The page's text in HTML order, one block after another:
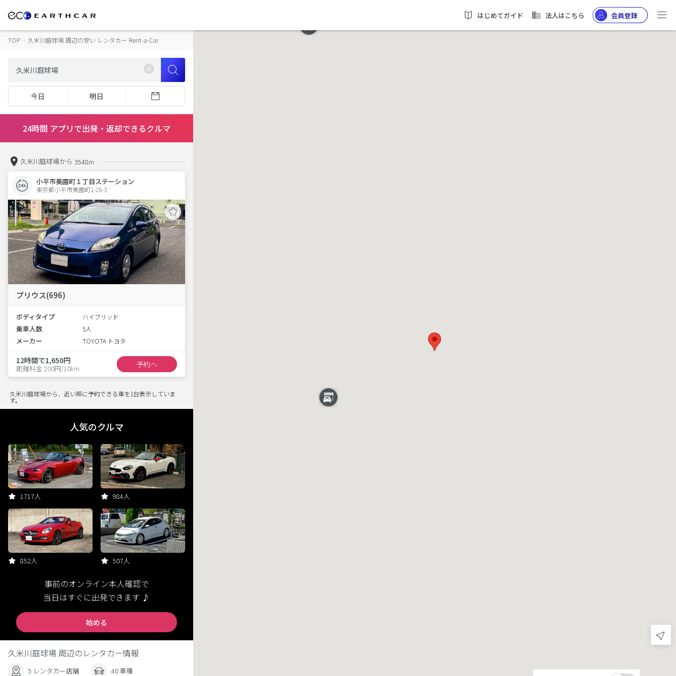
はじめてガイド 法人はこちら 会員登録
TOP › 久米川庭球場 周辺の安い レンタカー Rent-a-Car
今日 明日
24時間 アプリで出発・返却できるクルマ
久米川庭球場から 3548m
小平市美園町１丁目ステーション
東京都小平市美園町1-26-3
プリウス(696)
ボディタイプ ハイブリッド
乗車人数 5人
メーカー TOYOTA トヨタ
12時間で1,650円
距離料金 200円/10km 予約へ
久米川庭球場から、近い順に予約できる車を1台表示していま
す。
人気のクルマ
1717人 984人
852人 507人
事前のオンライン本人確認で
当日はすぐに出発できます ♪
始める
久米川庭球場 周辺のレンタカー情報
5 レンタカー店舗 40 車種